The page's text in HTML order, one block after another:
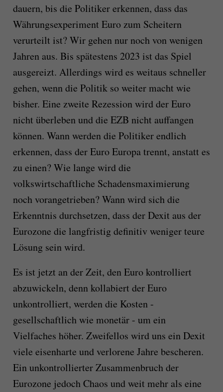
dauern, bis die Politiker erkennen, dass das
Währungsexperiment Euro zum Scheitern
verurteilt ist? Wir gehen nur noch von wenigen
Jahren aus. Bis spätestens 2023 ist das Spiel
ausgereizt. Allerdings wird es weitaus schneller
gehen, wenn die Politik so weiter macht wie
bisher. Eine zweite Rezession wird der Euro
nicht überleben und die EZB nicht auffangen
können. Wann werden die Politiker endlich
erkennen, dass der Euro Europa trennt, anstatt es
zu einen? Wie lange wird die
volkswirtschaftliche Schadensmaximierung
noch vorangetrieben? Wann wird sich die
Erkenntnis durchsetzen, dass der Dexit aus der
Eurozone die langfristig definitiv weniger teure
Lösung sein wird.
Es ist jetzt an der Zeit, den Euro kontrolliert
abzuwickeln, denn kollabiert der Euro
unkontrolliert, werden die Kosten -
gesellschaftlich wie monetär - um ein
Vielfaches höher. Zweifellos wird uns ein Dexit
viele eisenharte und verlorene Jahre bescheren.
Ein unkontrollierter Zusammenbruch der
Eurozone jedoch Chaos und weit mehr als eine